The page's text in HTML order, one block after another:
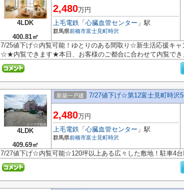
4LDK
400.81㎡
2,480万円
上毛電鉄 「 心臓血管センター 」駅
群馬県前橋市富士見町時沢
7/25値下げ☆内覧可能！ゆとりのある間取り☆新生活応援キ
☆★内覧できます★本日、お客様のご都合に合わせて内覧でき
4LDK
409.69㎡
新築一戸建 7/27値下げ☆第12富士見町時沢
2,480万円
上毛電鉄 「 心臓血管センター 」駅
群馬県前橋市富士見町時沢
7/27値下げ☆内覧可能☆120坪以上ある広々した敷地！駐車4台